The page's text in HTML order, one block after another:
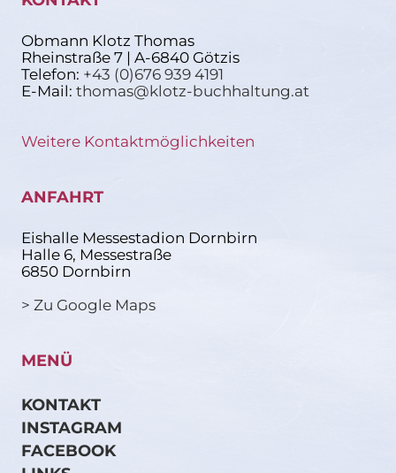
Obmann Klotz Thomas
Rheinstraße 7 | A-6840 Götzis
Telefon: +43 (0)676 939 4191
E-Mail: thomas@klotz-buchhaltung.at
Weitere Kontaktmöglichkeiten
ANFAHRT
Eishalle Messestadion Dornbirn
Halle 6, Messestraße
6850 Dornbirn
> Zu Google Maps
MENÜ
KONTAKT
INSTAGRAM
FACEBOOK